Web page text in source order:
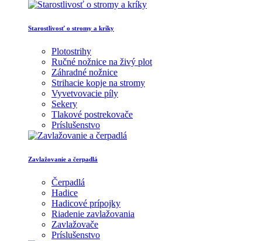
Starostlivosť o stromy a kríky
Plotostrihy
Ručné nožnice na živý plot
Záhradné nožnice
Strihacie kopje na stromy
Vyvetvovacie píly
Sekery
Tlakové postrekovače
Príslušenstvo
Zavlažovanie a čerpadlá
Čerpadlá
Hadice
Hadicové prípojky
Riadenie zavlažovania
Zavlažovače
Príslušenstvo